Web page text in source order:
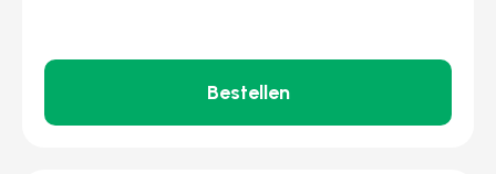
Bestellen